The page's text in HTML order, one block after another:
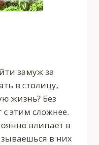
замуж за
в столицу,
жизнь? Без
с этим сложнее.
влипает в
в них